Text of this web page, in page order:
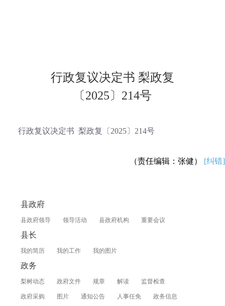
行政复议决定书 梨政复
〔2025〕214号
行政复议决定书 梨政复〔2025〕214号
（责任编辑：张健） [纠错]
县政府
县政府领导 领导活动 县政府机构 重要会议
县长
我的简历 我的工作 我的图片
政务
梨树动态 政府文件 规章 解读 监督检查
政府采购 图片 通知公告 人事任免 政务信息